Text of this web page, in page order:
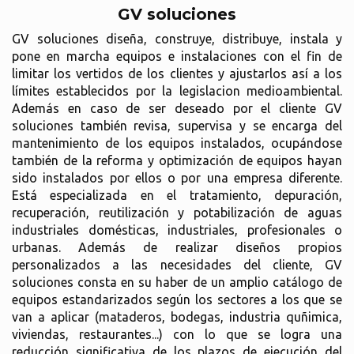
GV soluciones
GV soluciones diseña, construye, distribuye, instala y
pone en marcha equipos e instalaciones con el fin de
limitar los vertidos de los clientes y ajustarlos así a los
límites establecidos por la legislacion medioambiental.
Además en caso de ser deseado por el cliente GV
soluciones también revisa, supervisa y se encarga del
mantenimiento de los equipos instalados, ocupándose
también de la reforma y optimización de equipos hayan
sido instalados por ellos o por una empresa diferente.
Está especializada en el tratamiento, depuración,
recuperación, reutilización y potabilización de aguas
industriales domésticas, industriales, profesionales o
urbanas. Además de realizar diseños propios
personalizados a las necesidades del cliente, GV
soluciones consta en su haber de un amplio catálogo de
equipos estandarizados según los sectores a los que se
van a aplicar (mataderos, bodegas, industria quñimica,
viviendas, restaurantes...) con lo que se logra una